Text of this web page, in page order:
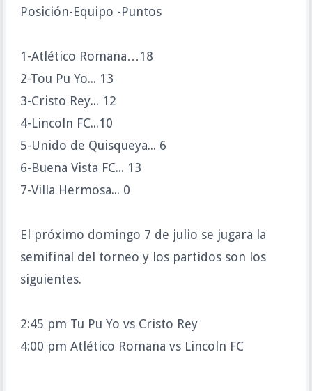
Posición-Equipo -Puntos
1-Atlético Romana…18
2-Tou Pu Yo... 13
3-Cristo Rey... 12
4-Lincoln FC...10
5-Unido de Quisqueya... 6
6-Buena Vista FC... 13
7-Villa Hermosa... 0
El próximo domingo 7 de julio se jugara la
semifinal del torneo y los partidos son los
siguientes.
2:45 pm Tu Pu Yo vs Cristo Rey
4:00 pm Atlético Romana vs Lincoln FC